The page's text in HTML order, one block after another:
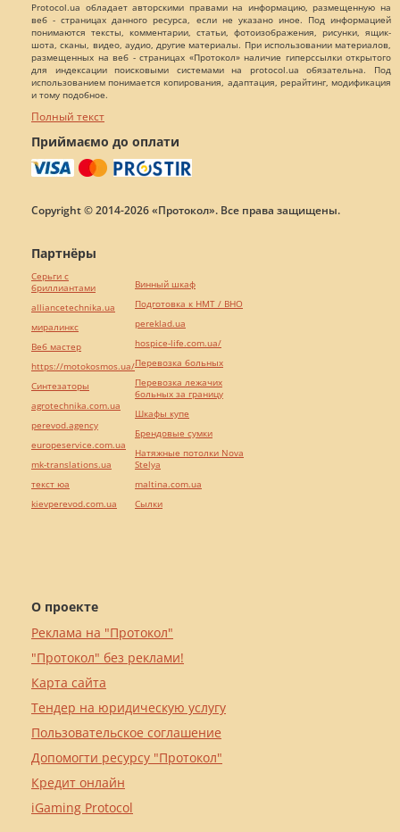
Protocol.ua обладает авторскими правами на информацию, размещенную на
веб - страницах данного ресурса, если не указано иное. Под информацией
понимаются тексты, комментарии, статьи, фотоизображения, рисунки, ящик-
шота, сканы, видео, аудио, другие материалы. При использовании материалов,
размещенных на веб - страницах «Протокол» наличие гиперссылки открытого
для индексации поисковыми системами на protocol.ua обязательна. Под
использованием понимается копирования, адаптация, рерайтинг, модификация
и тому подобное.
Полный текст
Приймаємо до оплати
Copyright © 2014-2026 «Протокол». Все права защищены.
О проекте
Реклама на "Протокол"
"Протокол" без реклами!
Карта сайта
Тендер на юридическую услугу
Пользовательское соглашение
Допомогти ресурсу "Протокол"
Кредит онлайн
iGaming Protocol
Партнёры
Серьги с
бриллиантами
alliancetechnika.ua
миралинкс
Веб мастер
https://motokosmos.ua/
Синтезаторы
agrotechnika.com.ua
perevod.agency
europeservice.com.ua
mk-translations.ua
текст юа
kievperevod.com.ua
Винный шкаф
Подготовка к НМТ / ВНО
pereklad.ua
hospice-life.com.ua/
Перевозка больных
Перевозка лежачих
больных за границу
Шкафы купе
Брендовые сумки
Натяжные потолки Nova
Stelya
maltina.com.ua
Cылки